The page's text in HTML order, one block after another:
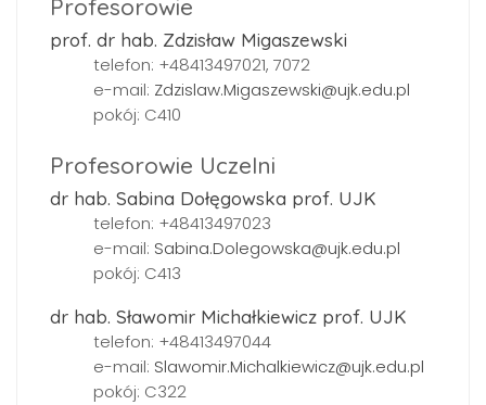
Profesorowie
prof. dr hab. Zdzisław Migaszewski
telefon: +48413497021, 7072
e-mail: Zdzislaw.Migaszewski@ujk.edu.pl
pokój: C410
Profesorowie Uczelni
dr hab. Sabina Dołęgowska prof. UJK
telefon: +48413497023
e-mail: Sabina.Dolegowska@ujk.edu.pl
pokój: C413
dr hab. Sławomir Michałkiewicz prof. UJK
telefon: +48413497044
e-mail: Slawomir.Michalkiewicz@ujk.edu.pl
pokój: C322